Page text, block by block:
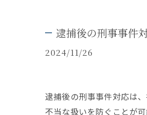
逮捕後の刑事事件
2024/11/26
逮捕後の刑事事件対応は
不当な扱いを防ぐことが